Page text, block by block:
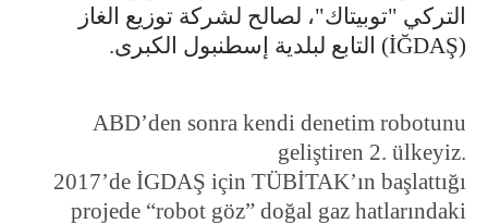
التركي "توبيتاك"، لصالح لشركة توزيع الغاز
(İĞDAŞ) التابع لبلدية إسطنبول الكبرى.
ABD’den sonra kendi denetim robotunu
geliştiren 2. ülkeyiz.
2017’de İGDAŞ için TÜBİTAK’ın başlattığı
projede “robot göz” doğal gaz hatlarındaki